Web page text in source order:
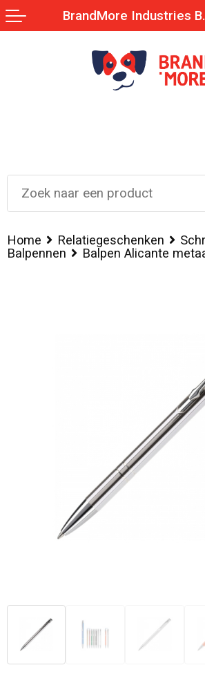
BrandMore Industries
Home Relatiegeschenken
Balpennen
Balpen Alicante